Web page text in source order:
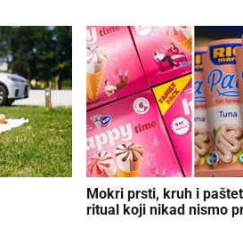
Mokri prsti, kruh i
ritual koji nikad nismo